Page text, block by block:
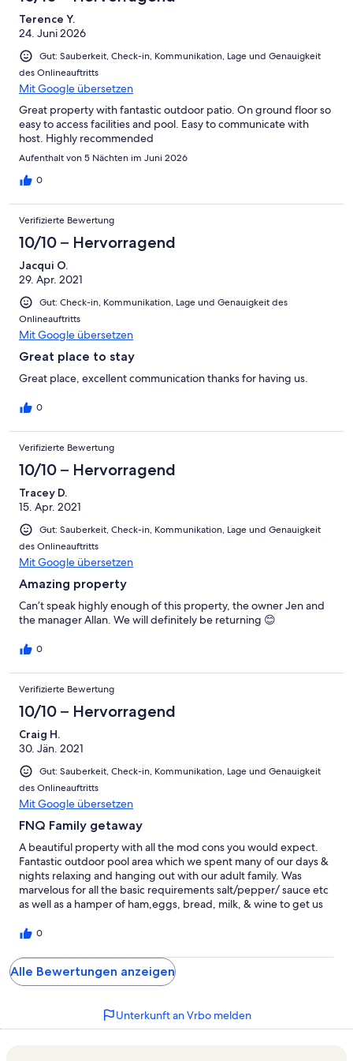
Terence Y.
24. Juni 2026
Gut: Sauberkeit, Check-in, Kommunikation, Lage und Genauigkeit
des Onlineauftritts
Mit Google übersetzen
Great property with fantastic outdoor patio. On ground floor so
easy to access facilities and pool. Easy to communicate with
host. Highly recommended
Aufenthalt von 5 Nächten im Juni 2026
0
Verifizierte Bewertung
10/10 – Hervorragend
Jacqui O.
29. Apr. 2021
Gut: Check-in, Kommunikation, Lage und Genauigkeit des
Onlineauftritts
Mit Google übersetzen
Great place to stay
Great place, excellent communication thanks for having us.
0
Verifizierte Bewertung
10/10 – Hervorragend
Tracey D.
15. Apr. 2021
Gut: Sauberkeit, Check-in, Kommunikation, Lage und Genauigkeit
des Onlineauftritts
Mit Google übersetzen
Amazing property
Can’t speak highly enough of this property, the owner Jen and
the manager Allan. We will definitely be returning 😊
0
Verifizierte Bewertung
10/10 – Hervorragend
Craig H.
30. Jän. 2021
Gut: Sauberkeit, Check-in, Kommunikation, Lage und Genauigkeit
des Onlineauftritts
Mit Google übersetzen
FNQ Family getaway
A beautiful property with all the mod cons you would expect.
Fantastic outdoor pool area which we spent many of our days &
nights relaxing and hanging out with our adult family. Was
marvelous for all the basic requirements salt/pepper/ sauce etc
as well as a hamper of ham,eggs, bread, milk, & wine to get us
family resort there can be the usual kids carry on from the main
be even more relaxing . We are looking forward to our next stay
Cheers Craig
0
Alle Bewertungen anzeigen
Unterkunft an Vrbo melden